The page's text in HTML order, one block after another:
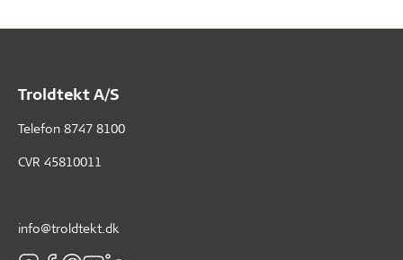
Troldtekt A/S
Telefon 8747 8100
CVR 45810011
info@troldtekt.dk